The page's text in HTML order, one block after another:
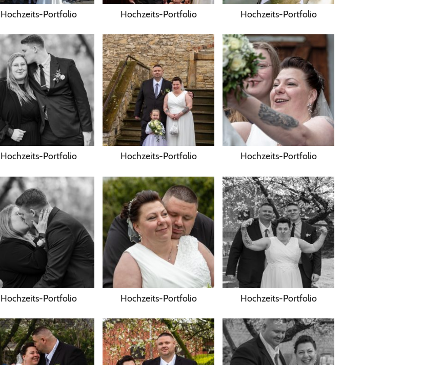
Hochzeits-Portfolio Hochzeits-Portfolio Hochzeits-Portfolio
Hochzeits-Portfolio Hochzeits-Portfolio Hochzeits-Portfolio
Hochzeits-Portfolio Hochzeits-Portfolio Hochzeits-Portfolio